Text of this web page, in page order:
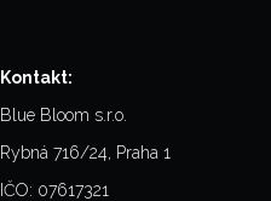
Kontakt:
Blue Bloom s.r.o.
Rybná 716/24, Praha 1
IČO: 07617321